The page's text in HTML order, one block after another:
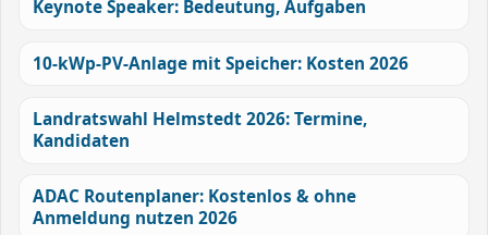
Keynote Speaker: Bedeutung, Aufgaben
10-kWp-PV-Anlage mit Speicher: Kosten 2026
Landratswahl Helmstedt 2026: Termine,
Kandidaten
ADAC Routenplaner: Kostenlos & ohne
Anmeldung nutzen 2026